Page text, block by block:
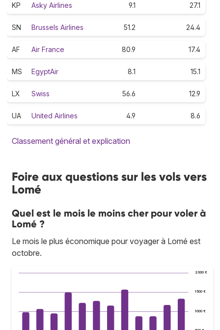
KP Asky Airlines 9.1 27.1
SN Brussels Airlines 51.2 24.4
AF Air France 80.9 17.4
MS EgyptAir 8.1 15.1
LX Swiss 56.6 12.9
UA United Airlines 4.9 8.6
Classement général et explication
Foire aux questions sur les vols vers
Lomé
Quel est le mois le moins cher pour voler à
Lomé ?
Le mois le plus économique pour voyager à Lomé est
octobre.
1 000 €
1 500 €
2 000 €